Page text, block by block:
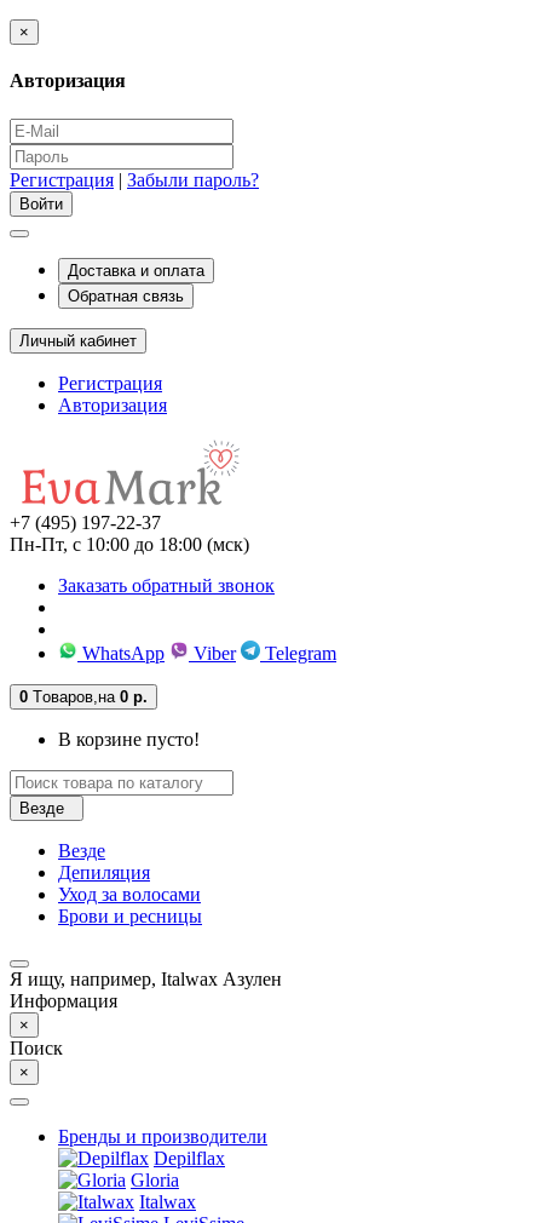
×
Авторизация
Регистрация | Забыли пароль?
Доставка и оплата
Обратная связь
Личный кабинет
Регистрация
Авторизация
+7 (495) 197-22-37
Пн-Пт, с 10:00 до 18:00 (мск)
Заказать обратный звонок
WhatsApp Viber Telegram
0 Tоваров, на 0 р.
В корзине пусто!
Везде
Везде
Депиляция
Уход за волосами
Брови и ресницы
Я ищу, например, Italwax Азулен
Информация
×
Поиск
×
Бренды и производители
Depilflax
Gloria
Italwax